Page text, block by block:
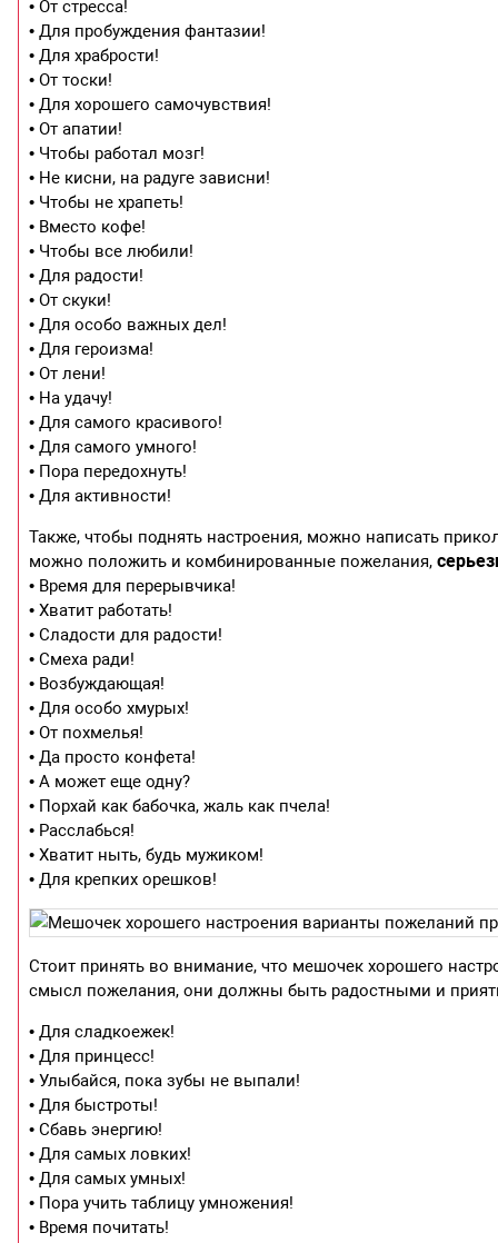
• От стресса!
• Для пробуждения фантазии!
• Для храбрости!
• От тоски!
• Для хорошего самочувствия!
• От апатии!
• Чтобы работал мозг!
• Не кисни, на радуге зависни!
• Чтобы не храпеть!
• Вместо кофе!
• Чтобы все любили!
• Для радости!
• От скуки!
• Для особо важных дел!
• Для героизма!
• От лени!
• На удачу!
• Для самого красивого!
• Для самого умного!
• Пора передохнуть!
• Для активности!
Также, чтобы поднять настроения, можно написать
можно положить и комбинированные пожелания,
• Время для перерывчика!
• Хватит работать!
• Сладости для радости!
• Смеха ради!
• Возбуждающая!
• Для особо хмурых!
• От похмелья!
• Да просто конфета!
• А может еще одну?
• Порхай как бабочка, жаль как пчела!
• Расслабься!
• Хватит ныть, будь мужиком!
• Для крепких орешков!
Стоит принять во внимание, что мешочек хорошего
смысл пожелания, они должны быть радостными и
• Для сладкоежек!
• Для принцесс!
• Улыбайся, пока зубы не выпали!
• Для быстроты!
• Сбавь энергию!
• Для самых ловких!
• Для самых умных!
• Пора учить таблицу умножения!
• Время почитать!